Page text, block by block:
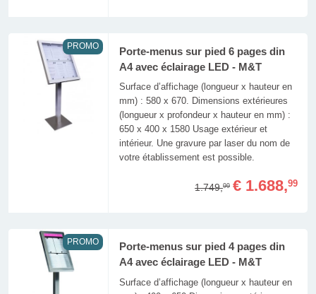
PROMO
Porte-menus sur pied 6 pages din
A4 avec éclairage LED - M&T
Surface d’affichage (longueur x hauteur en
mm) : 580 x 670. Dimensions extérieures
(longueur x profondeur x hauteur en mm) :
650 x 400 x 1580 Usage extérieur et
intérieur. Une gravure par laser du nom de
votre établissement est possible.
1.749,99 € 1.688,99
PROMO
Porte-menus sur pied 4 pages din
A4 avec éclairage LED - M&T
Surface d’affichage (longueur x hauteur en